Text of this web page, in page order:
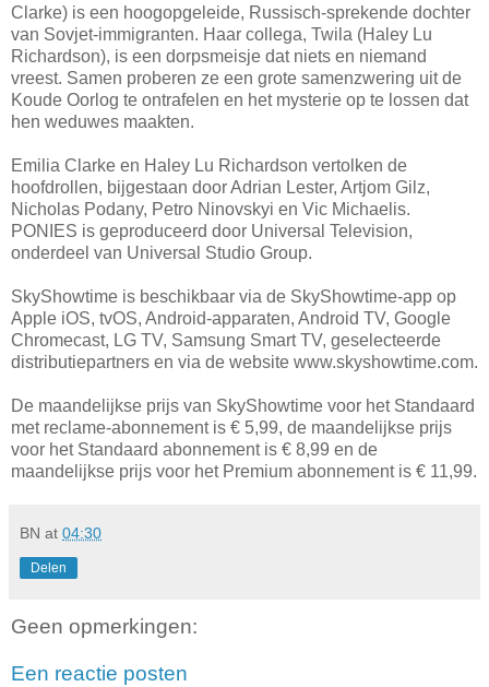
Clarke) is een hoogopgeleide, Russisch-sprekende dochter
van Sovjet-immigranten. Haar collega, Twila (Haley Lu
Richardson), is een dorpsmeisje dat niets en niemand
vreest. Samen proberen ze een grote samenzwering uit de
Koude Oorlog te ontrafelen en het mysterie op te lossen dat
hen weduwes maakten.
Emilia Clarke en Haley Lu Richardson vertolken de
hoofdrollen, bijgestaan door Adrian Lester, Artjom Gilz,
Nicholas Podany, Petro Ninovskyi en Vic Michaelis.
PONIES is geproduceerd door Universal Television,
onderdeel van Universal Studio Group.
SkyShowtime is beschikbaar via de SkyShowtime-app op
Apple iOS, tvOS, Android-apparaten, Android TV, Google
Chromecast, LG TV, Samsung Smart TV, geselecteerde
distributiepartners en via de website www.skyshowtime.com.
De maandelijkse prijs van SkyShowtime voor het Standaard
met reclame-abonnement is € 5,99, de maandelijkse prijs
voor het Standaard abonnement is € 8,99 en de
maandelijkse prijs voor het Premium abonnement is € 11,99.
BN at 04:30
Delen
Geen opmerkingen:
Een reactie posten